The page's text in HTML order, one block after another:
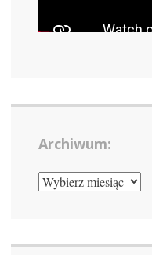
Archiwum:
ARCHIWUM: